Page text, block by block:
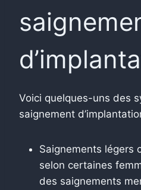
Voici quelques-uns des
saignement
Saignements légers
selon certaines
des saignements